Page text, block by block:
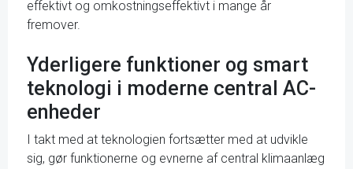
effektivt og omkostningseffektivt i mange år
fremover.
Yderligere funktioner og smart
teknologi i moderne central AC-
enheder
I takt med at teknologien fortsætter med at udvikle
sig, gør funktionerne og evnerne af central klimaanlæg